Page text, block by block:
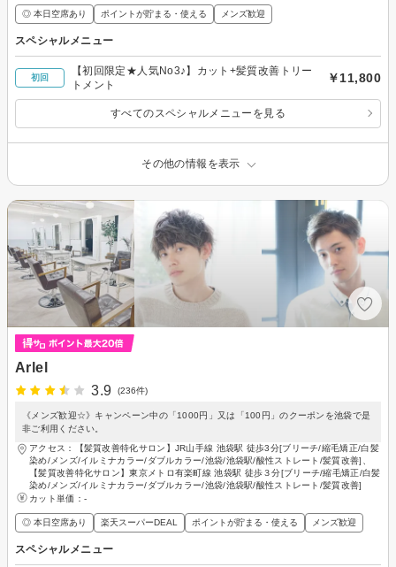
◎ 本日空席あり ポイントが貯まる・使える メンズ歓迎
スペシャルメニュー
初回
【初回限定★人気No3♪】カット+髪質改善トリー
トメント
￥11,800
すべてのスペシャルメニューを見る
その他の情報を表示
Arlel
3.9
(236件)
《メンズ歓迎☆》キャンペーン中の「1000円」又は「100円」のクーポンを池袋で是
非ご利用ください。
アクセス：【髪質改善特化サロン】JR山手線 池袋駅 徒歩3分[ブリーチ/縮毛矯正/白髪
染め/メンズ/イルミナカラー/ダブルカラー/池袋/池袋駅/酸性ストレート/髪質改善]、
【髪質改善特化サロン】東京メトロ有楽町線 池袋駅 徒歩３分[ブリーチ/縮毛矯正/白髪
染め/メンズ/イルミナカラー/ダブルカラー/池袋/池袋駅/酸性ストレート/髪質改善]
カット単価： -
◎ 本日空席あり 楽天スーパーDEAL ポイントが貯まる・使える メンズ歓迎
スペシャルメニュー